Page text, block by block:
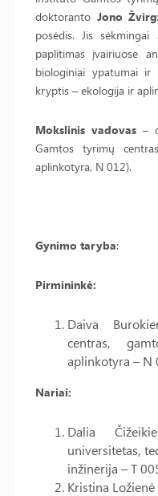
doktoranto Jono
posėdis. Jis
paplitimas įvairiuose
biologiniai ypatumai ir
kryptis – ekologija ir
Mokslinis vadovas–
Gamtos tyrimų
aplinkotyra, N 012).
Gynimo taryba:
Pirmininkė:
Daiva
centras,
aplinkotyra – N
Nariai:
Dalia
universitetas,
inžinerija – T
Kristina